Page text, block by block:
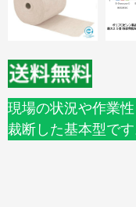
現場の状況や作業
裁断した基本型で